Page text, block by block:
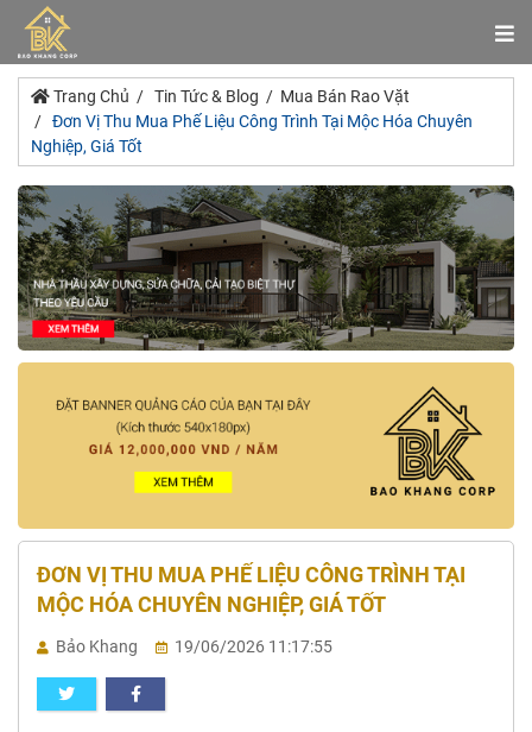
Trang Chủ Tin Tức & Blog
Mua Bán Rao Vặt
Đơn Vị Thu Mua Phế Liệu Công Trình Tại Mộc Hóa Chuyên
Nghiệp, Giá Tốt
ĐƠN VỊ THU MUA PHẾ LIỆU CÔNG TRÌNH TẠI
MỘC HÓA CHUYÊN NGHIỆP, GIÁ TỐT
Bảo Khang 19/06/2026 11:17:55